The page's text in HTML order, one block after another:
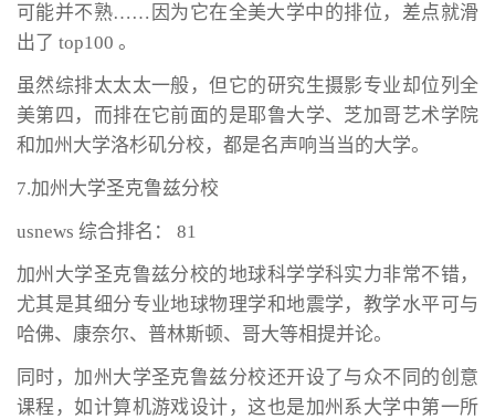
可能并不熟……因为它在全美大学中的排位，差点就滑
出了 top100 。
虽然综排太太太一般，但它的研究生摄影专业却位列全
美第四，而排在它前面的是耶鲁大学、芝加哥艺术学院
和加州大学洛杉矶分校，都是名声响当当的大学。
7.加州大学圣克鲁兹分校
usnews 综合排名： 81
加州大学圣克鲁兹分校的地球科学学科实力非常不错，
尤其是其细分专业地球物理学和地震学，教学水平可与
哈佛、康奈尔、普林斯顿、哥大等相提并论。
同时，加州大学圣克鲁兹分校还开设了与众不同的创意
课程，如计算机游戏设计，这也是加州系大学中第一所